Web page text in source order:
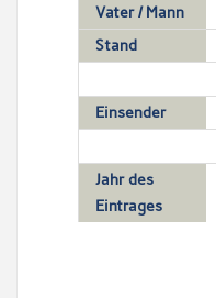
Vater / Mann
Stand
Einsender
Jahr des
Eintrages